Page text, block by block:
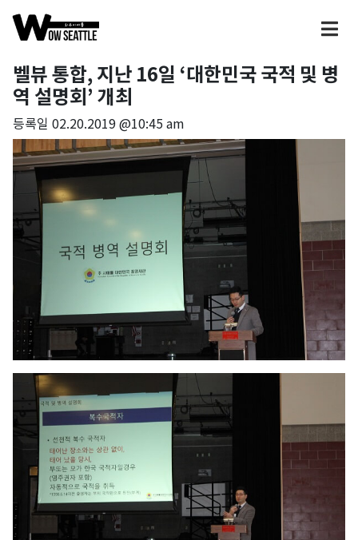
벨뷰 통합, 지난 16일 ‘대한민국 국적 및 병
역 설명회’ 개최
등록일 02.20.2019 @10:45 am